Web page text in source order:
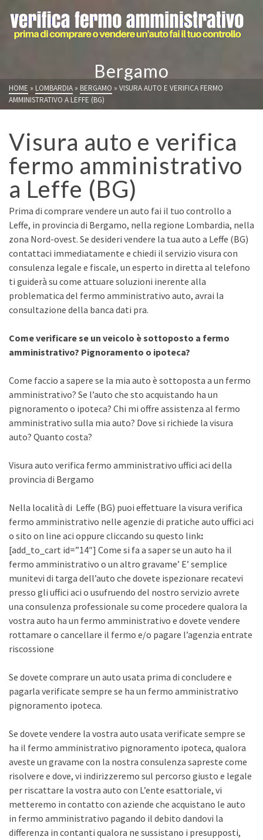
Bergamo
HOME » LOMBARDIA » BERGAMO » VISURA AUTO E VERIFICA FERMO
AMMINISTRATIVO A LEFFE (BG)
Visura auto e verifica
fermo amministrativo
a Leffe (BG)
Prima di comprare vendere un auto fai il tuo controllo a
Leffe, in provincia di Bergamo, nella regione Lombardia, nella
zona Nord-ovest. Se desideri vendere la tua auto a Leffe (BG)
contattaci immediatamente e chiedi il servizio visura con
consulenza legale e fiscale, un esperto in diretta al telefono
ti guiderà su come attuare soluzioni inerente alla
problematica del fermo amministrativo auto, avrai la
consultazione della banca dati pra.
Come verificare se un veicolo è sottoposto a fermo
amministrativo? Pignoramento o ipoteca?
Come faccio a sapere se la mia auto è sottoposta a un fermo
amministrativo? Se l’auto che sto acquistando ha un
pignoramento o ipoteca? Chi mi offre assistenza al fermo
amministrativo sulla mia auto? Dove si richiede la visura
auto? Quanto costa?
Visura auto verifica fermo amministrativo uffici aci della
provincia di Bergamo
Nella località di Leffe (BG) puoi effettuare la visura verifica
fermo amministrativo nelle agenzie di pratiche auto uffici aci
o sito on line aci oppure cliccando su questo link:
[add_to_cart id=”14″] Come si fa a saper se un auto ha il
fermo amministrativo o un altro gravame’ E’ semplice
munitevi di targa dell’auto che dovete ispezionare recatevi
presso gli uffici aci o usufruendo del nostro servizio avrete
una consulenza professionale su come procedere qualora la
vostra auto ha un fermo amministrativo e dovete vendere
rottamare o cancellare il fermo e/o pagare l’agenzia entrate
riscossione
Se dovete comprare un auto usata prima di concludere e
pagarla verificate sempre se ha un fermo amministrativo
pignoramento ipoteca.
Se dovete vendere la vostra auto usata verificate sempre se
ha il fermo amministrativo pignoramento ipoteca, qualora
aveste un gravame con la nostra consulenza sapreste come
risolvere e dove, vi indirizzeremo sul percorso giusto e legale
per riscattare la vostra auto con L’ente esattoriale, vi
metteremo in contatto con aziende che acquistano le auto
in fermo amministrativo pagando il debito dandovi la
differenza in contanti qualora ne sussistano i presupposti,